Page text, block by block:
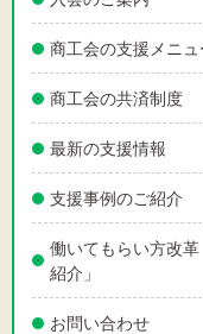
商工会の支援メニュ
商工会の共済制度
最新の支援情報
支援事例のご紹介
働いてもらい方改
紹介」
お問い合わせ